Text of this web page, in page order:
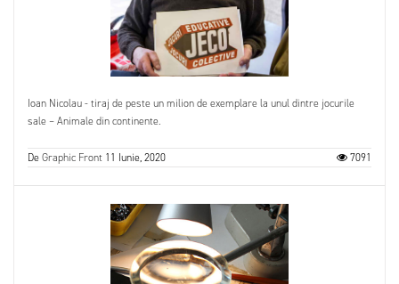
Ioan Nicolau - tiraj de peste un milion de exemplare la unul dintre jocurile
sale – Animale din continente.
DeGraphic Front 11 Iunie, 2020 7091